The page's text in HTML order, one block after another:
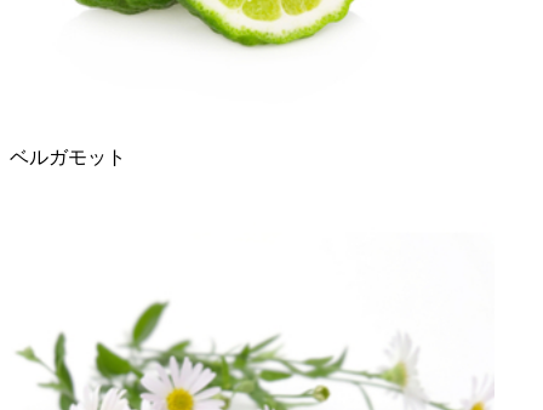
ベルガモット